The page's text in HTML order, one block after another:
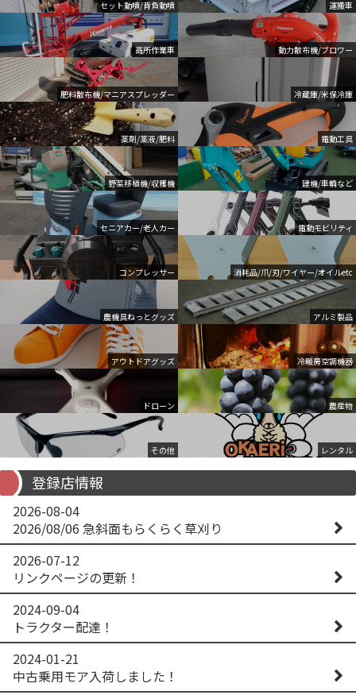
セット動噴/背負動噴 運搬車
高所作業車 動力散布機/ブロワー
肥料散布機/マニアスプレッダー 冷蔵庫/米保冷庫
薬剤/薬液/肥料 電動工具
野菜移植機/収穫機 建機/車輌など
セニアカー/老人カー 電動モビリティ
コンプレッサー 消耗品/爪/刃/ワイヤー/オイルetc
農機具ねっとグッズ アルミ製品
アウトドアグッズ 冷暖房空調機器
ドローン 農産物
その他 レンタル
登録店情報
2026-08-04
2026/08/06 急斜面もらくらく草刈り
2026-07-12
リンクページの更新！
2024-09-04
トラクター配達！
2024-01-21
中古乗用モア入荷しました！